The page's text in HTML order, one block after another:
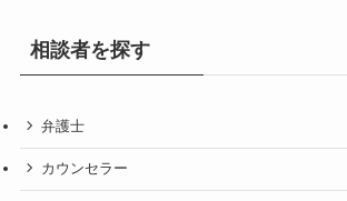
相談者を探す
弁護士
カウンセラー